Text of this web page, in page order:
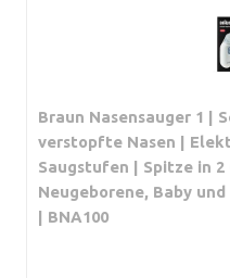
Braun Nasensauger 1 |
verstopfte Nasen |
Saugstufen | Spitze in
Neugeborene, Baby
| BNA100